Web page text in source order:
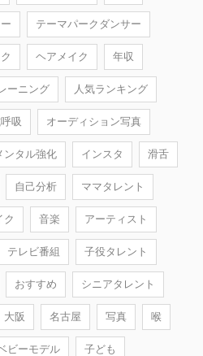
テーマパークダンサー
ヘアメイク 年収
ーニング 人気ランキング
吸 オーディション写真
ンタル強化 インスタ 滑舌
自己分析 ママタレント
ク 音楽 アーティスト
テレビ番組 子役タレント
おすすめ シニアタレント
大阪 名古屋 写真 喉
ビーモデル 子ども